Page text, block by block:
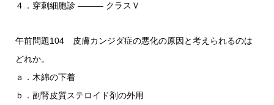
４．穿刺細胞診 ――― クラスＶ
午前問題104 皮膚カンジダ症の悪化の原因と考えられるのは
どれか。
ａ．木綿の下着
ｂ．副腎皮質ステロイド剤の外用